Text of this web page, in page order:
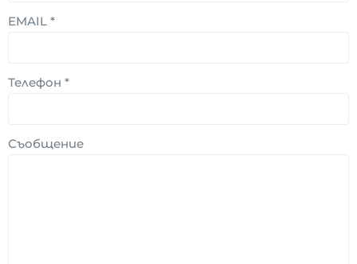
EMAIL *
Телефон *
Съобщение